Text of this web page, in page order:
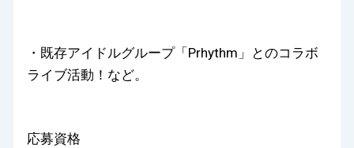
・既存アイドルグループ「Prhythm」とのコラボ
ライブ活動！など。
応募資格